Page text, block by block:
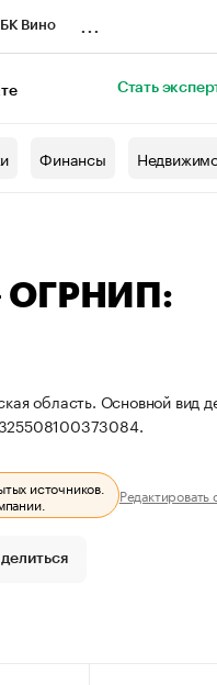
Вино
Стать
Финансы
ОГРНИП:
область. Основной вид
источников.
Редактировать